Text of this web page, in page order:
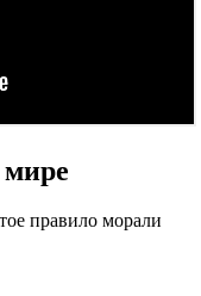
мире
правило морали